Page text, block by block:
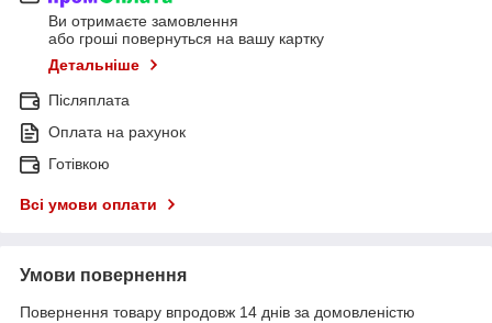
Ви отримаєте замовлення
або гроші повернуться на вашу картку
Детальніше
Післяплата
Оплата на рахунок
Готівкою
Всі умови оплати
Умови повернення
Повернення товару впродовж 14 днів за домовленістю